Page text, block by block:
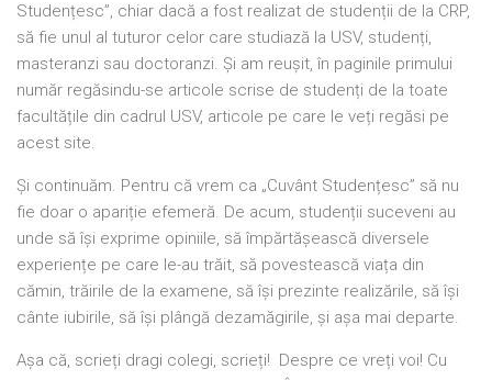
Studențesc”, chiar dacă a fost realizat de studenții de la CRP,
să fie unul al tuturor celor care studiază la USV, studenți,
masteranzi sau doctoranzi. Și am reușit, în paginile primului
număr regăsindu-se articole scrise de studenți de la toate
facultățile din cadrul USV, articole pe care le veți regăsi pe
acest site.
Și continuăm. Pentru că vrem ca „Cuvânt Studențesc” să nu
fie doar o apariție efemeră. De acum, studenții suceveni au
unde să își exprime opiniile, să împărtășească diversele
experiențe pe care le-au trăit, să povestească viața din
cămin, trăirile de la examene, să își prezinte realizările, să își
cânte iubirile, să își plângă dezamăgirile, și așa mai departe.
Așa că, scrieți dragi colegi, scrieți! Despre ce vreți voi! Cu